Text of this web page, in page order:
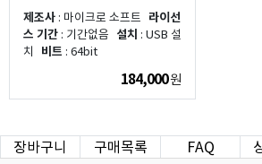
제조사 : 마이크로 소프트 라이선
스 기간 : 기간없음 설치 : USB 설
치
비트 : 64bit
184,000원
장바구니 구매목록 FAQ